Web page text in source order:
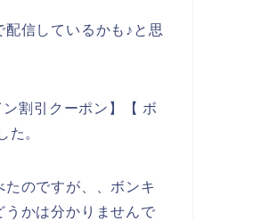
信しているかも♪と思
割引クーポン】【 ボ
た。
のですが、、ボンキ
うかは分かりませんで